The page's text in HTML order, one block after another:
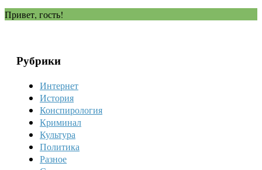
Привет, гость!
Рубрики
Интернет
История
Конспирология
Криминал
Культура
Политика
Разное